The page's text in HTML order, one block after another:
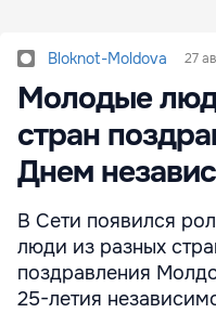
Bloknot-Moldova 27
Молодые
стран
Днем
В Сети появился
люди из разных
поздравления
25-летия